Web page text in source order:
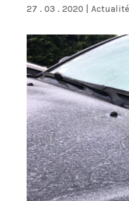
27 . 03 . 2020